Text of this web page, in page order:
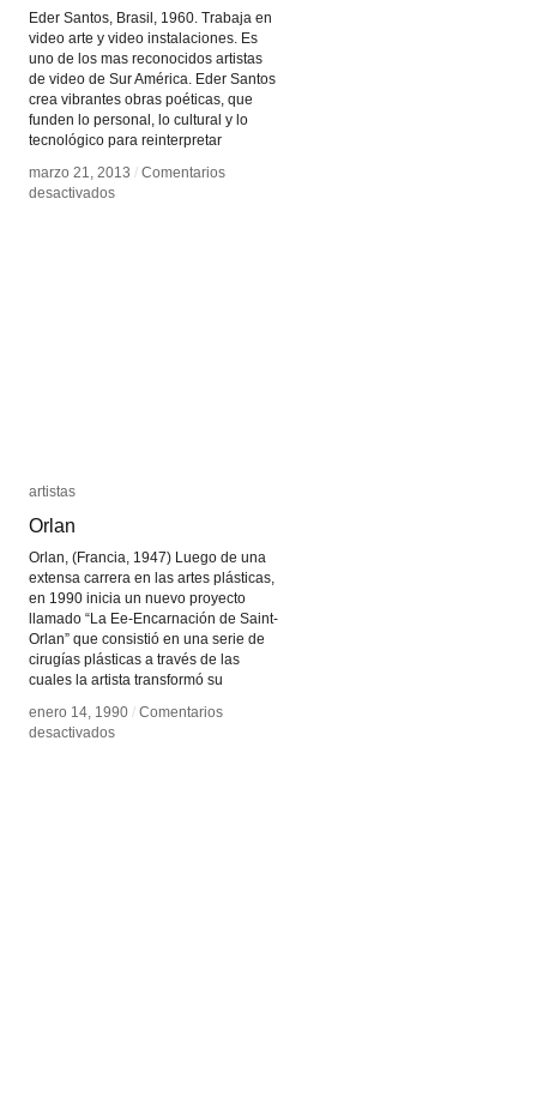
Eder Santos, Brasil, 1960. Trabaja en
video arte y video instalaciones. Es
uno de los mas reconocidos artistas
de video de Sur América. Eder Santos
crea vibrantes obras poéticas, que
funden lo personal, lo cultural y lo
tecnológico para reinterpretar
marzo 21, 2013 / Comentarios
desactivadosen
marzo 21, 2013 / Comentarios
desactivadosen
artistas
Orlan
Orlan, (Francia, 1947) Luego de una
extensa carrera en las artes plásticas,
en 1990 inicia un nuevo proyecto
llamado “La Ee-Encarnación de Saint-
Orlan” que consistió en una serie de
cirugías plásticas a través de las
cuales la artista transformó su
enero 14, 1990 / Comentarios
desactivadosen
artistas
Orlan
enero 14, 1990 / Comentarios
desactivadosen